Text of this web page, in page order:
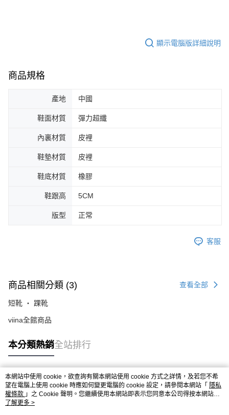
顯示電腦版詳細說明
商品規格
產地 中國
鞋面材質 彈力超纖
內裏材質 皮裡
鞋墊材質 皮裡
鞋底材質 橡膠
鞋跟高 5CM
版型 正常
客服
商品相關分類 (3) 查看全部
短靴 ‧ 踝靴
viina全館商品
本分類熱銷全站排行
熱門標籤
本網站中使用 cookie，欲查詢有關本網站使用 cookie 方式之詳情，及若您不希
望在電腦上使用 cookie 時應如何變更電腦的 cookie 設定，請參閱本網站「 隱私
權條款 」之 Cookie 聲明。您繼續使用本網站即表示您同意本公司得按本網站使
用條款之 Cookie 聲明使用 cookie。
了解更多 >